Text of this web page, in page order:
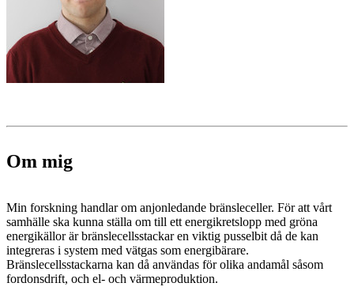
Om mig
Min forskning handlar om anjonledande bränsleceller. För att vårt
samhälle ska kunna ställa om till ett energikretslopp med gröna
energikällor är bränslecellsstackar en viktig pusselbit då de kan
integreras i system med vätgas som energibärare.
Bränslecellsstackarna kan då användas för olika andamål såsom
fordonsdrift, och el- och värmeproduktion.